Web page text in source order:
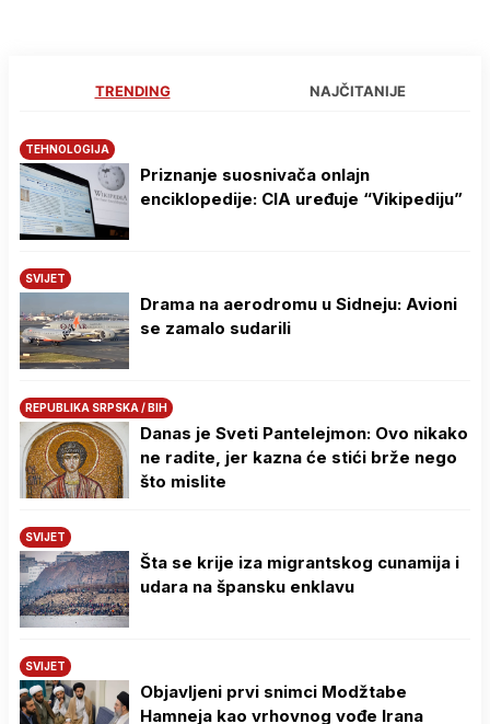
TRENDING NAJČITANIJE
TEHNOLOGIJA
Priznanje suosnivača onlajn
enciklopedije: CIA uređuje “Vikipediju”
SVIJET
Drama na aerodromu u Sidneju: Avioni
se zamalo sudarili
REPUBLIKA SRPSKA / BIH
Danas je Sveti Pantelejmon: Ovo nikako
ne radite, jer kazna će stići brže nego
što mislite
SVIJET
Šta se krije iza migrantskog cunamija i
udara na špansku enklavu
SVIJET
Objavljeni prvi snimci Modžtabe
Hamneja kao vrhovnog vođe Irana